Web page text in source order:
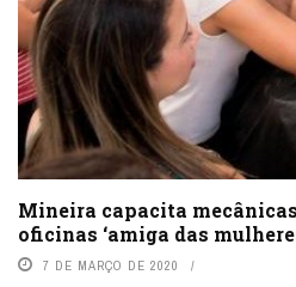
Mineira capacita
oficinas ‘amiga das
7 DE MARÇO DE 2020